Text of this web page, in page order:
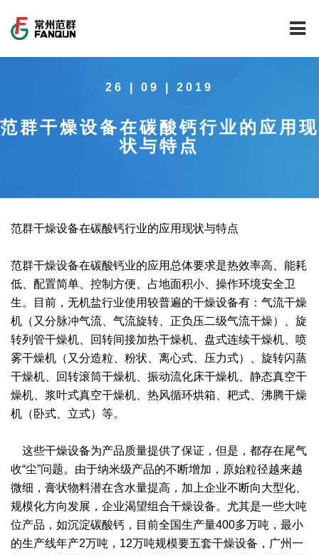
公司大事记
气流干燥系列
喷雾干燥机系列
带式干燥焙烧系列
真空干燥系列
圆盘干燥机系列
载体干燥系列
滚筒干燥系列
沸腾干燥系列
食品行业
环保行业
化工行业
工程技术中心
质量监督技术中心
范群新闻
行业新闻
技术专栏
服务中心
常见问题
社会责任
全球契约组织成员
公共责任
节能环保
社会责任报告
社会责任
绿色发展
绿色工厂
绿色供应链
人才招聘
联系我们
26 | 09 | 2019
范群干燥设备在碳酸钙行业的应用现
状与特点
范群干燥设备在碳酸钙行业的应用现状与特点
范群干燥设备在碳酸钙业的应用总体要求是热效率高、能耗
低、配置简单、控制方便、占地面积小、操作环境安全卫
生。目前，无机盐行业使用较普遍的干燥设备有：气流干燥
机（又分脉冲气流、气流旋转、正负压二级气流干燥）、旋
转列管干燥机、回转间接加热干燥机、盘式连续干燥机、喷
雾干燥机（又分造粒、粉状、离心式、压力式）、旋转闪蒸
干燥机、回转滚筒干燥机、振动流化床干燥机、静态真空干
燥机、浆叶式真空干燥机、热风循环烘箱、耙式、沸腾干燥
机（卧式、立式）等。
这些干燥设备为产品质量提供了保证，但是，都存在尾气
收“尘”问题。由于纳米级产品的不断增加，原始粒径越来越
微细，膏状物料潜在含水量提高，加上企业不断向大型化、
规模化方向发展，企业渴望组合干燥设备。尤其是一些大吨
位产品，如沉淀碳酸钙，目前全国生产量400多万吨，最小
的生产线年产2万吨，12万吨规模要五套干燥设备，广州一